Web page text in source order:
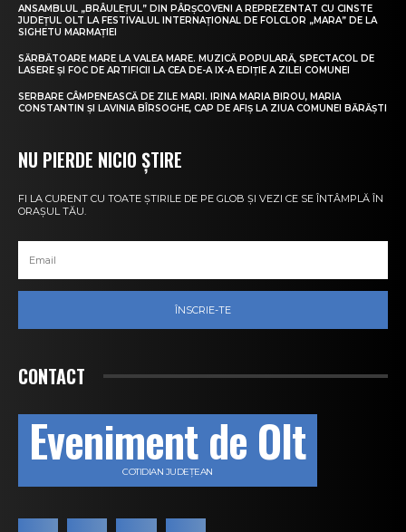
ANSAMBLUL „BRÂULEȚUL” DIN PÂRȘCOVENI A REPREZENTAT CU CINSTE
JUDEȚUL OLT LA FESTIVALUL INTERNAȚIONAL DE FOLCLOR „MARA” DE LA
SIGHETU MARMAȚIEI
SĂRBĂTOARE MARE LA VALEA MARE. MUZICĂ POPULARĂ, SPECTACOL DE
LASERE ȘI FOC DE ARTIFICII LA CEA DE-A IX-A EDIȚIE A ZILEI COMUNEI
SERBARE CÂMPENEASCĂ DE ZILE MARI. IRINA MARIA BIROU, MARIA
CONSTANTIN ȘI LAVINIA BÎRSOGHE, CAP DE AFIȘ LA ZIUA COMUNEI BĂRĂȘTI
NU PIERDE NICIO ȘTIRE
FI LA CURENT CU TOATE ȘTIRILE DE PE GLOB ȘI VEZI CE SE ÎNTÂMPLĂ ÎN
ORAȘUL TĂU.
ÎNSCRIE-TE
CONTACT
Eveniment de Olt
COTIDIAN JUDEȚEAN